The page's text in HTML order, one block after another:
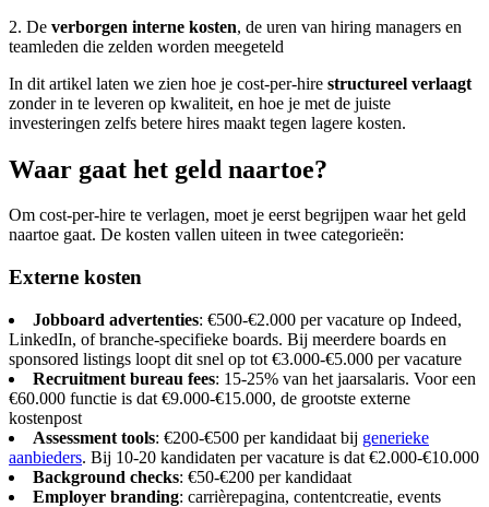
2. De verborgen interne kosten, de uren van hiring managers en
teamleden die zelden worden meegeteld
In dit artikel laten we zien hoe je cost-per-hire structureel verlaagt
zonder in te leveren op kwaliteit, en hoe je met de juiste
investeringen zelfs betere hires maakt tegen lagere kosten.
Waar gaat het geld naartoe?
Om cost-per-hire te verlagen, moet je eerst begrijpen waar het geld
naartoe gaat. De kosten vallen uiteen in twee categorieën:
Externe kosten
Jobboard advertenties: €500-€2.000 per vacature op Indeed,
LinkedIn, of branche-specifieke boards. Bij meerdere boards en
sponsored listings loopt dit snel op tot €3.000-€5.000 per vacature
Recruitment bureau fees: 15-25% van het jaarsalaris. Voor een
€60.000 functie is dat €9.000-€15.000, de grootste externe
kostenpost
Assessment tools: €200-€500 per kandidaat bij generieke
aanbieders. Bij 10-20 kandidaten per vacature is dat €2.000-€10.000
Background checks: €50-€200 per kandidaat
Employer branding: carrièrepagina, contentcreatie, events